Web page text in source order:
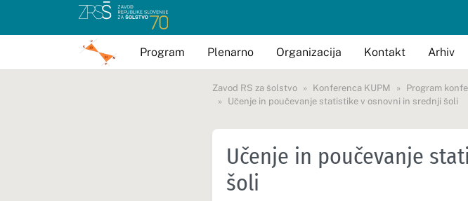
Program Plenarno Organizacija Kontakt Arhiv
Zavod RS za šolstvo Konferenca KUPM
Program
Učenje in poučevanje statistike v osnovni in srednji šoli
Učenje in poučevanje
šoli